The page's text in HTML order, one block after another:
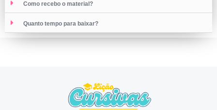
Como recebo o material?
Quanto tempo para baixar?